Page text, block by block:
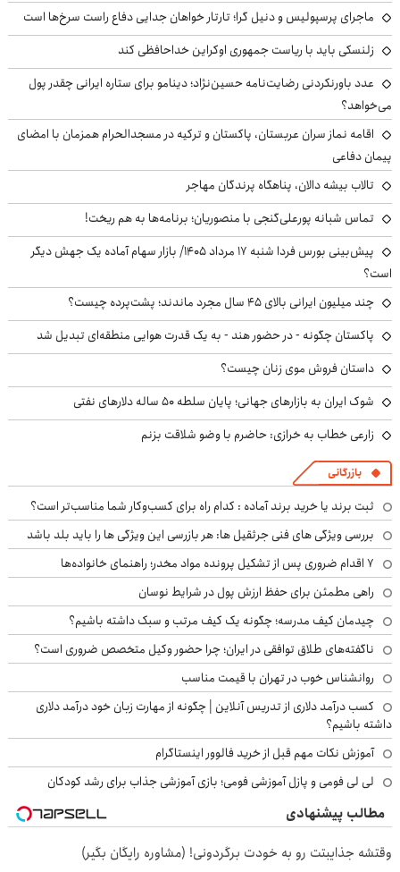
ماجرای پرسپولیس و دنیل گرا؛ تارتار خواهان جدایی دفاع راست سرخ‌ها است
زلنسکی باید با ریاست جمهوری اوکراین خداحافظی کند
عدد باورنکردنی رضایت‌نامه حسین‌نژاد؛ دینامو برای ستاره ایرانی چقدر پول
می‌خواهد؟
اقامه نماز سران عربستان، پاکستان و ترکیه در مسجدالحرام همزمان با امضای
پیمان دفاعی
تالاب بیشه دالان، پناهگاه پرندگان مهاجر
تماس شبانه پورعلی‌گنجی با منصوریان؛ برنامه‌ها به هم ریخت!
پیش‌بینی بورس فردا شنبه ۱۷ مرداد ۱۴۰۵/ بازار سهام آماده یک جهش دیگر
است؟
چند میلیون ایرانی بالای ۴۵ سال مجرد ماندند؛ پشت‌پرده چیست؟
پاکستان چگونه - در حضور هند - به یک قدرت هوایی منطقه‌ای تبدیل شد
داستان فروش موی زنان چیست؟
شوک ایران به بازارهای جهانی؛ پایان سلطه ۵۰ ساله دلارهای نفتی
زارعی خطاب به خرازی: حاضرم با وضو شلاقت بزنم
بازرگانی
ثبت برند یا خرید برند آماده : کدام راه برای کسب‌وکار شما مناسب‌تر است؟
بررسی ویژگی های فنی جرثقیل ها: هر بازرسی این ویژگی ها را باید بلد باشد
۷ اقدام ضروری پس از تشکیل پرونده مواد مخدر؛ راهنمای خانواده‌ها
راهی مطمئن برای حفظ ارزش پول در شرایط نوسان
چیدمان کیف مدرسه؛ چگونه یک کیف مرتب و سبک داشته باشیم؟
ناگفته‌های طلاق توافقی در ایران؛ چرا حضور وکیل متخصص ضروری است؟
روانشناس خوب در تهران با قیمت مناسب
کسب درآمد دلاری از تدریس آنلاین | چگونه از مهارت زبان خود درآمد دلاری
داشته باشیم؟
آموزش نکات مهم قبل از خرید فالوور اینستاگرام
لی لی فومی و پازل آموزشی فومی؛ بازی آموزشی جذاب برای رشد کودکان
مطالب پیشنهادی
وقتشه جذایبتت رو به خودت برگردونی! (مشاوره رایگان بگیر)